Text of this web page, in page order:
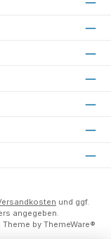
und ggf.
angegeben.
by ThemeWare®